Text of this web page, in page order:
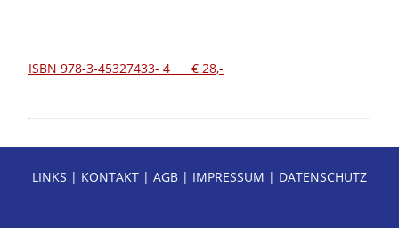
ISBN 978-3-45327433- 4 € 28,-
LINKS | KONTAKT | AGB | IMPRESSUM | DATENSCHUTZ